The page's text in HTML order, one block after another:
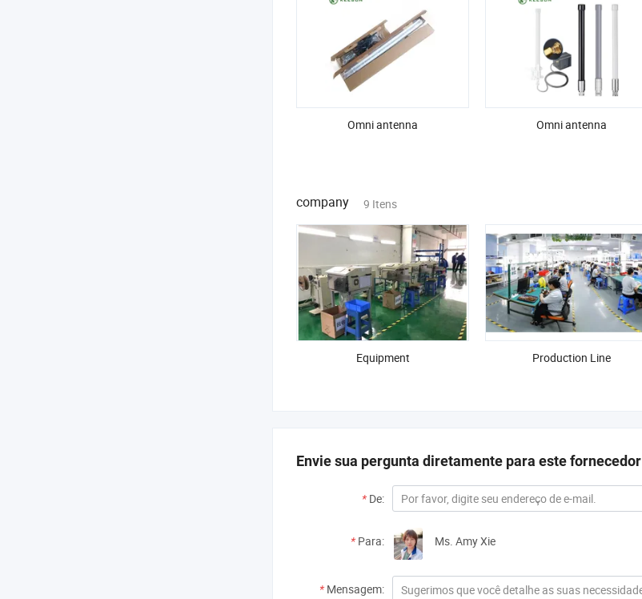
Omni antenna Omni antenna
company 9 Itens
Equipment Production Line
Envie sua pergunta diretamente para este fornecedor
* De:
* Para: Ms. Amy Xie
* Mensagem: